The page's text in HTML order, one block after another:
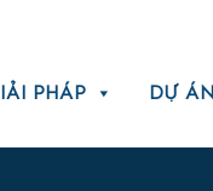
PHÁP DỰ ÁN